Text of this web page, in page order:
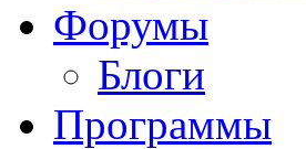
Форумы
Блоги
Программы